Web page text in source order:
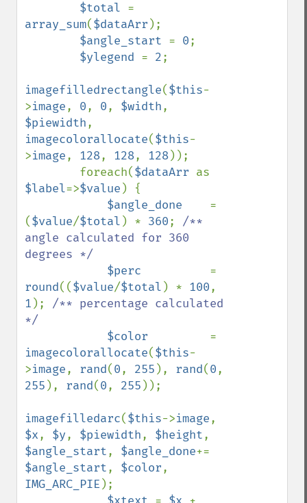
$total
array_sum($dataArr );
$angle_start = 0;
$ylegend = 2;
imagefilledrectangle($this-
>image, 0, 0, $width
$piewidth
imagecolorallocate($this-
>image, 128, 128, 128));
        foreach(
$dataArr
$label=>$value ) {
$angle_done =
($value/$total ) * 360; /**
angle calculated for 360
degrees */
$perc
round(($value/$total ) * 100
1 ); /** percentage calculated
*/
$color
imagecolorallocate($this-
>image, rand(0, 255 ), rand(0
255 ), rand(0, 255 ));
imagefilledarc($this->image
$x, $y, $piewidth, $height
$angle_start, $angle_done
$angle_start, $color
IMG_ARC_PIE );